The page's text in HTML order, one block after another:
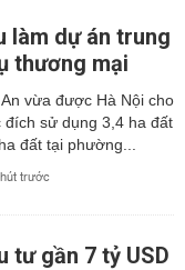
làm dự án trung
thương mại
vừa được Hà Nội cho
đích sử dụng 3,4 ha đất
đất tại phường...
trước
tư gần 7 tỷ USD